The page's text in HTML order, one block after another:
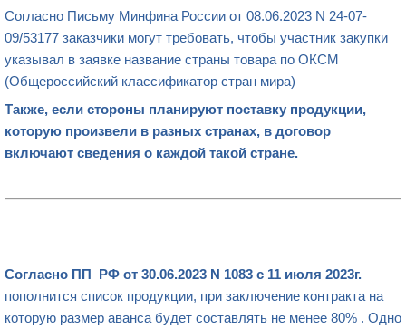
Согласно Письму Минфина России от 08.06.2023 N 24-07-
09/53177 заказчики могут требовать, чтобы участник закупки
указывал в заявке название страны товара по ОКСМ
(Общероссийский классификатор стран мира)
Также, если стороны планируют поставку продукции,
которую произвели в разных странах, в договор
включают сведения о каждой такой стране.
Согласно ПП РФ от 30.06.2023 N 1083 с 11 июля 2023г.
пополнится список продукции, при заключение контракта на
которую размер аванса будет составлять не менее 80% . Одно